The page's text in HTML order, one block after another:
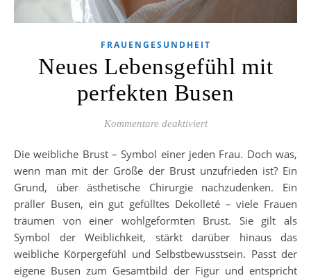
FRAUENGESUNDHEIT
Neues Lebensgefühl mit
perfekten Busen
Kommentare deaktiviertfür Neues
Die weibliche Brust – Symbol einer jeden Frau. Doch was,
wenn man mit der Größe der Brust unzufrieden ist? Ein
Grund, über ästhetische Chirurgie nachzudenken. Ein
praller Busen, ein gut gefülltes Dekolleté – viele Frauen
träumen von einer wohlgeformten Brust. Sie gilt als
Symbol der Weiblichkeit, stärkt darüber hinaus das
weibliche Körpergefühl und Selbstbewusstsein. Passt der
eigene Busen zum Gesamtbild der Figur und entspricht